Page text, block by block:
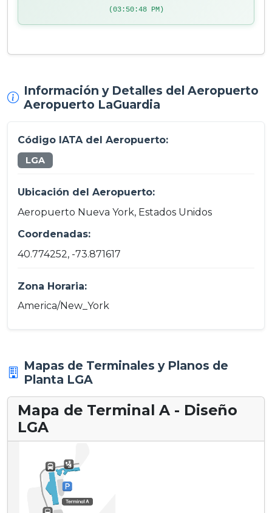
(03:50:49 PM)
Información y Detalles del Aeropuerto
Aeropuerto LaGuardia
Código IATA del Aeropuerto:
LGA
Ubicación del Aeropuerto:
Aeropuerto Nueva York, Estados Unidos
Coordenadas:
40.774252, -73.871617
Zona Horaria:
America/New_York
Mapas de Terminales y Planos de
Planta LGA
Mapa de Terminal A - Diseño
LGA